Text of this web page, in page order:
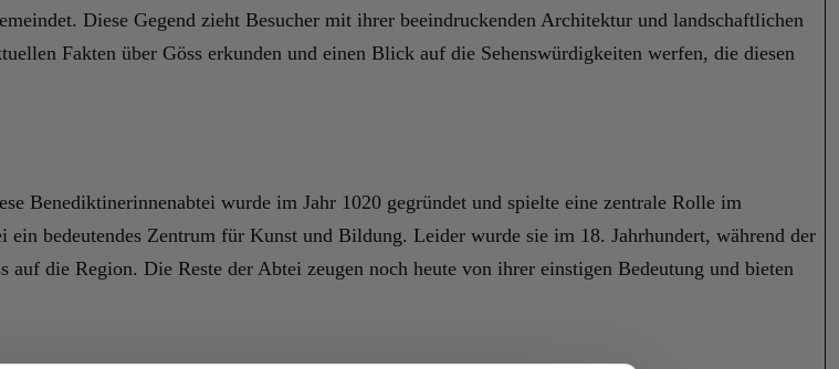
Diese Gegend zieht Besucher mit ihrer beeindruckenden Architektur und landschaftlichen
Fakten über Göss erkunden und einen Blick auf die Sehenswürdigkeiten werfen, die diesen
Benediktinerinnenabtei wurde im Jahr 1020 gegründet und spielte eine zentrale Rolle im
bedeutendes Zentrum für Kunst und Bildung. Leider wurde sie im 18. Jahrhundert, während der
die Region. Die Reste der Abtei zeugen noch heute von ihrer einstigen Bedeutung und bieten